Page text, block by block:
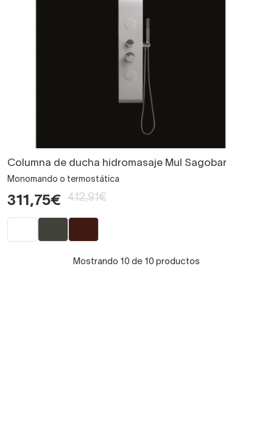
Columna de ducha hidromasaje Mul Sagobar
Monomando o termostática
311,75€ 412,91€
Mostrando 10 de 10 productos